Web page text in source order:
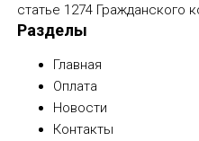
статье 1274 Гражданского
Разделы
Главная
Оплата
Новости
Контакты